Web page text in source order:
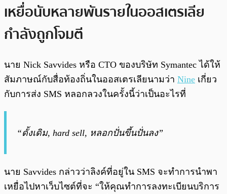
เหยื่อนับหลายพันรายในออสเตรเลีย
กำลังถูกโจมตี
นาย Nick Savvides หรือ CTO ของบริษัท Symantec ได้ให้
สัมภาษณ์กับสื่อท้องถิ่นในออสเตรเลียนามว่า Nine เกี่ยว
กับการส่ง SMS หลอกลวงในครั้งนี้ว่าเป็นอะไรที่
“ดั้งเดิม, hard sell, หลอกปั่นขึ้นปั่นลง”
นาย Savvides กล่าวว่าลิงค์ที่อยู่ใน SMS จะทำการนำพา
เหยื่อไปหาเว็บไซต์ที่จะ “ให้คุณทำการลงทะเบียนบริการ